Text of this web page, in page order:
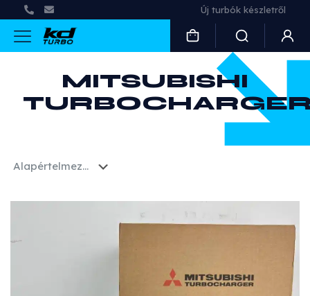
Használt és felújított turbók
MITSUBISHI